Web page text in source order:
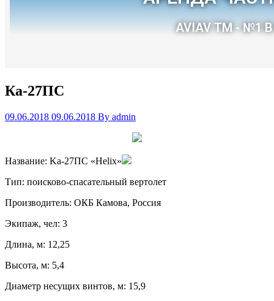
Ка-27ПС
09.06.2018 09.06.2018 By admin
Название: Ka-27ПС «Helix»
Тип: поисково-спасательный вертолет
Производитель: ОКБ Камова, Россия
Экипаж, чел: 3
Длина, м: 12,25
Высота, м: 5,4
Диаметр несущих винтов, м: 15,9